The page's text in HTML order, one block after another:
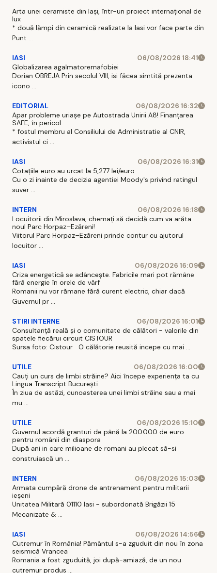
Arta unei ceramiste din Iași, într-un proiect internațional de
lux
* două lămpi din ceramică realizate la Iasi vor face parte din
Punt ...
IASI
06/08/2026 18:41
Globalizarea agalmatoremafobiei
Dorian OBREJA Prin secolul VIII, isi făcea simtită prezenta
icono ...
EDITORIAL
06/08/2026 16:32
Apar probleme uriașe pe Autostrada Unirii A8! Finanțarea
SAFE, în pericol
* fostul membru al Consiliului de Administratie al CNIR,
activistul ci ...
IASI
06/08/2026 16:31
Cotațiile euro au urcat la 5,277 lei/euro
Cu o zi inainte de decizia agentiei Moody's privind ratingul
suver ...
INTERN
06/08/2026 16:18
Locuitorii din Miroslava, chemați să decidă cum va arăta
noul Parc Horpaz–Ezăreni!
Viitorul Parc Horpaz–Ezăreni prinde contur cu ajutorul
locuitor ...
IASI
06/08/2026 16:09
Criza energetică se adâncește. Fabricile mari pot rămâne
fără energie în orele de vârf
Romanii nu vor rămane fără curent electric, chiar dacă
Guvernul pr ...
STIRI INTERNE
06/08/2026 16:01
Consultanță reală și o comunitate de călători - valorile din
spatele fiecărui circuit CISTOUR
Sursa foto: Cistour O călătorie reusită incepe cu mai ...
UTILE
06/08/2026 16:00
Cauți un curs de limbi străine? Aici începe experiența ta cu
Lingua Transcript București
În ziua de astăzi, cunoasterea unei limbi străine sau a mai
mu ...
UTILE
06/08/2026 15:10
Guvernul acordă granturi de până la 200.000 de euro
pentru românii din diaspora
După ani in care milioane de romani au plecat să-si
construiască un ...
INTERN
06/08/2026 15:03
Armata cumpără drone de antrenament pentru militarii
ieșeni
Unitatea Militară 01110 Iasi - subordonată Brigăzii 15
Mecanizate & ...
IASI
06/08/2026 14:56
Cutremur în România! Pământul s-a zguduit din nou în zona
seismică Vrancea
Romania a fost zguduită, joi după-amiază, de un nou
cutremur produs ...